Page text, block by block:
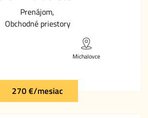
Prenájom
Obchodné priestory
Michalovce
270 €/mesiac